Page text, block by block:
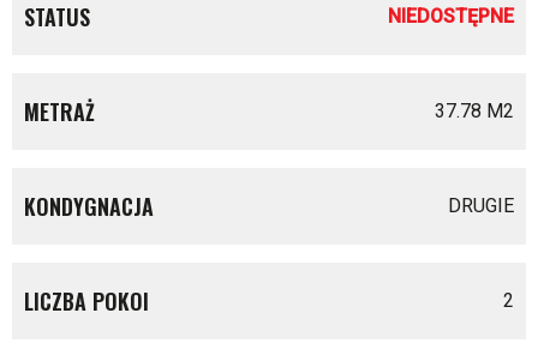
STATUS NIEDOSTĘPNE
METRAŻ 37.78 M2
KONDYGNACJA DRUGIE
LICZBA POKOI 2